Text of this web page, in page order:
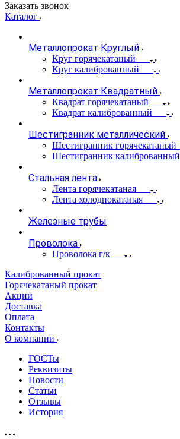
Заказать звонок
Каталог
Металлопрокат Круглый
Круг горячекатаный
Круг калиброванный
Металлопрокат Квадратный
Квадрат горячекатаный
Квадрат калиброванный
Шестигранник металлический
Шестигранник горячекатаный
Шестигранник калиброванный
Стальная лента
Лента горячекатаная
Лента холоднокатаная
Железные трубы
Проволока
Проволока г/к
Калиброванный прокат
Горячекатаный прокат
Акции
Доставка
Оплата
Контакты
О компании
ГОСТы
Реквизиты
Новости
Статьи
Отзывы
История